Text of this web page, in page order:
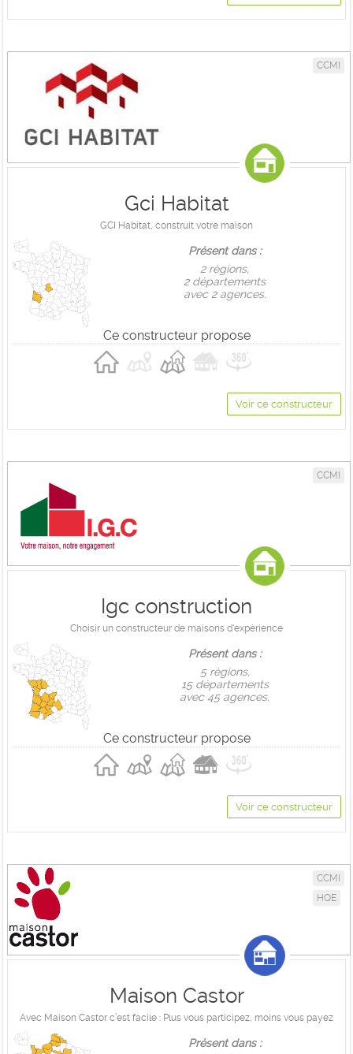
CCMI
Gci Habitat
GCI Habitat, construit votre maison
Présent dans :
2 règions,
2 départements
avec 2 agences.
Ce constructeur propose
Voir ce constructeur
CCMI
Igc construction
Choisir un constructeur de maisons d'expérience
Présent dans :
5 règions,
15 départements
avec 45 agences.
Ce constructeur propose
Voir ce constructeur
CCMI
HQE
Maison Castor
Avec Maison Castor c’est facile : Plus vous participez, moins vous payez
Présent dans :